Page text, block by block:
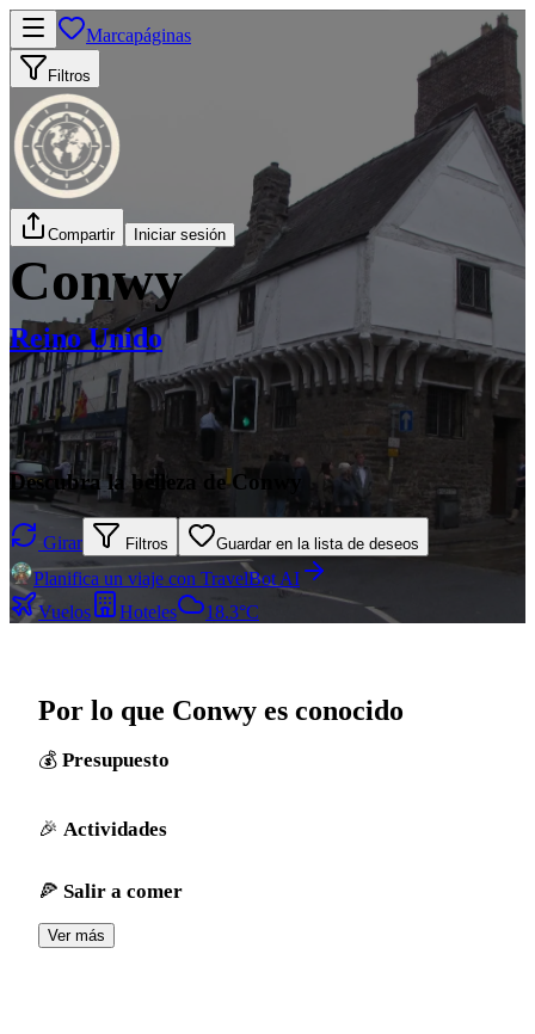
Marcapáginas
Filtros
Compartir Iniciar sesión
Conwy
Reino Unido
Descubra la belleza de Conwy
Girar Filtros Guardar en la lista de deseos
Planifica un viaje con TravelBot AI
Vuelos
Hoteles 18.3°C
Por lo que Conwy es conocido
Presupuesto
Actividades
Salir a comer
Ver más